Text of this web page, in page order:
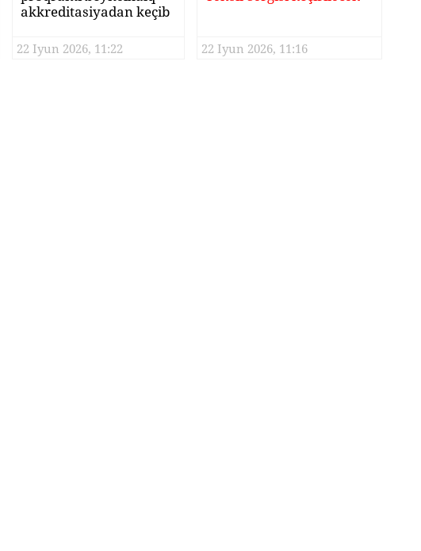
akkreditasiyadan keçib
22 Iyun 2026, 11:22 22 Iyun 2026, 11:16